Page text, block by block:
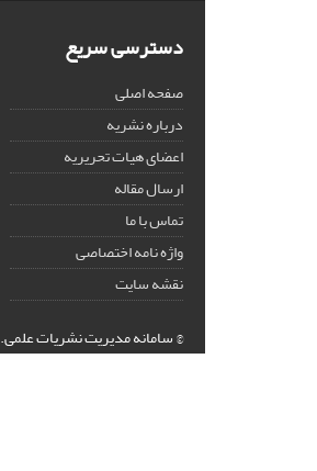
دسترسی سریع
صفحه اصلی
درباره نشریه
اعضای هیات تحریریه
ارسال مقاله
تماس با ما
واژه نامه اختصاصی
نقشه سایت
© سامانه مدیریت نشریات علمی.